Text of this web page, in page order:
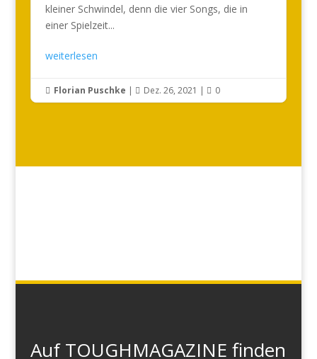
kleiner Schwindel, denn die vier Songs, die in
einer Spielzeit...
weiterlesen
 Florian Puschke |  Dez. 26, 2021 |  0
Auf TOUGHMAGAZINE finden